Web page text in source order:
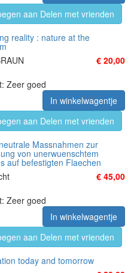
aan Delen met vrienden
reality : nature at the
€ 20,00
Zeer goed
In winkelwagentje
aan Delen met vrienden
Massnahmen zur
von unerwuenschtem
auf befestigten Flaechen
€ 45,00
Zeer goed
In winkelwagentje
aan Delen met vrienden
today and tomorrow